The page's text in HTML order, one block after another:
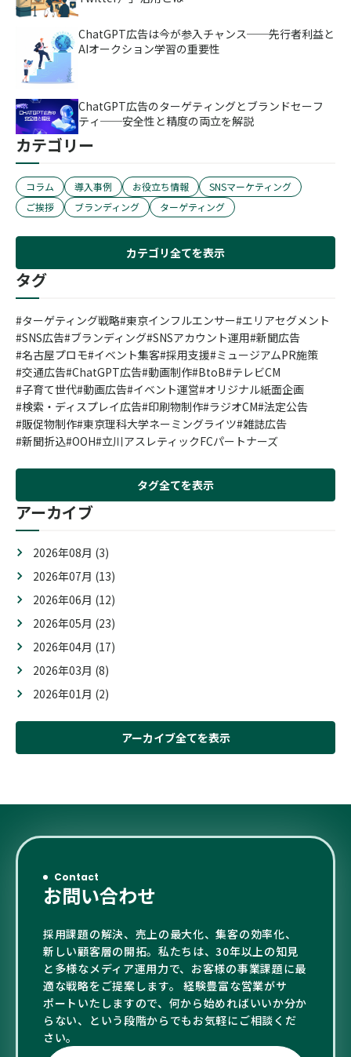
ChatGPT広告は今が参入チャンス──先行者利益と
AIオークション学習の重要性
ChatGPT広告のターゲティングとブランドセーフ
ティ──安全性と精度の両立を解説
カテゴリー
コラム 導入事例 お役立ち情報
SNSマーケティング
ご挨拶
ブランディング ターゲティング
カテゴリ全てを表示
タグ
ターゲティング戦略 東京インフルエンサー エリアセグメント
SNS広告 ブランディング SNSアカウント運用 新聞広告
名古屋プロモ イベント集客 採用支援 ミュージアムPR施策
交通広告 ChatGPT広告 動画制作 BtoB テレビCM
子育て世代 動画広告 イベント運営 オリジナル紙面企画
検索・ディスプレイ広告 印刷物制作 ラジオCM 法定公告
販促物制作 東京理科大学ネーミングライツ 雑誌広告
新聞折込 OOH 立川アスレティックFCパートナーズ
タグ全てを表示
アーカイブ
2026年08月 (3)
2026年07月 (13)
2026年06月 (12)
2026年05月 (23)
2026年04月 (17)
2026年03月 (8)
2026年01月 (2)
アーカイブ全てを表示
お問い合わせ
Contact
採用課題の解決、売上の最大化、集客の効率化、
新しい顧客層の開拓。私たちは、30年以上の知見
と多様なメディア運用力で、お客様の事業課題に最
適な戦略をご提案します。 経験豊富な営業がサ
ポートいたしますので、何から始めればいいか分か
らない、という段階からでもお気軽にご相談くだ
さい。